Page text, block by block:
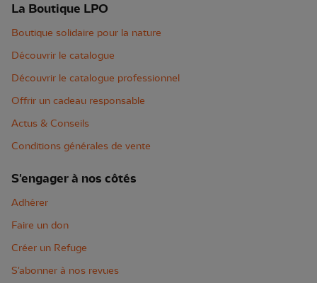
La Boutique LPO
Boutique solidaire pour la nature
Découvrir le catalogue
Découvrir le catalogue professionnel
Offrir un cadeau responsable
Actus & Conseils
Conditions générales de vente
S'engager à nos côtés
Adhérer
Faire un don
Créer un Refuge
S'abonner à nos revues